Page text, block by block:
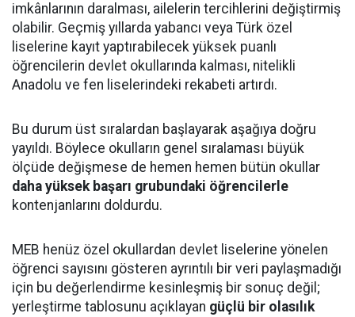
imkânlarının daralması, ailelerin tercihlerini değiştirmiş
olabilir. Geçmiş yıllarda yabancı veya Türk özel
liselerine kayıt yaptırabilecek yüksek puanlı
öğrencilerin devlet okullarında kalması, nitelikli
Anadolu ve fen liselerindeki rekabeti artırdı.
Bu durum üst sıralardan başlayarak aşağıya doğru
yayıldı. Böylece okulların genel sıralaması büyük
ölçüde değişmese de hemen hemen bütün okullar
daha yüksek başarı grubundaki öğrencilerle
kontenjanlarını doldurdu.
MEB henüz özel okullardan devlet liselerine yönelen
öğrenci sayısını gösteren ayrıntılı bir veri paylaşmadığı
için bu değerlendirme kesinleşmiş bir sonuç değil;
yerleştirme tablosunu açıklayan güçlü bir olasılık